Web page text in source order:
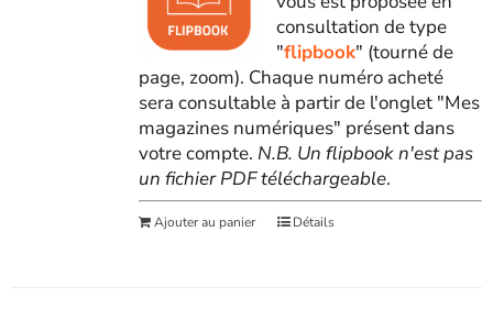
consultation de type
"flipbook" (tourné de
page, zoom). Chaque numéro acheté
sera consultable à partir de l'onglet "Mes
magazines numériques" présent dans
votre compte. N.B. Un flipbook n'est pas
un fichier PDF téléchargeable.
Ajouter au panier Détails